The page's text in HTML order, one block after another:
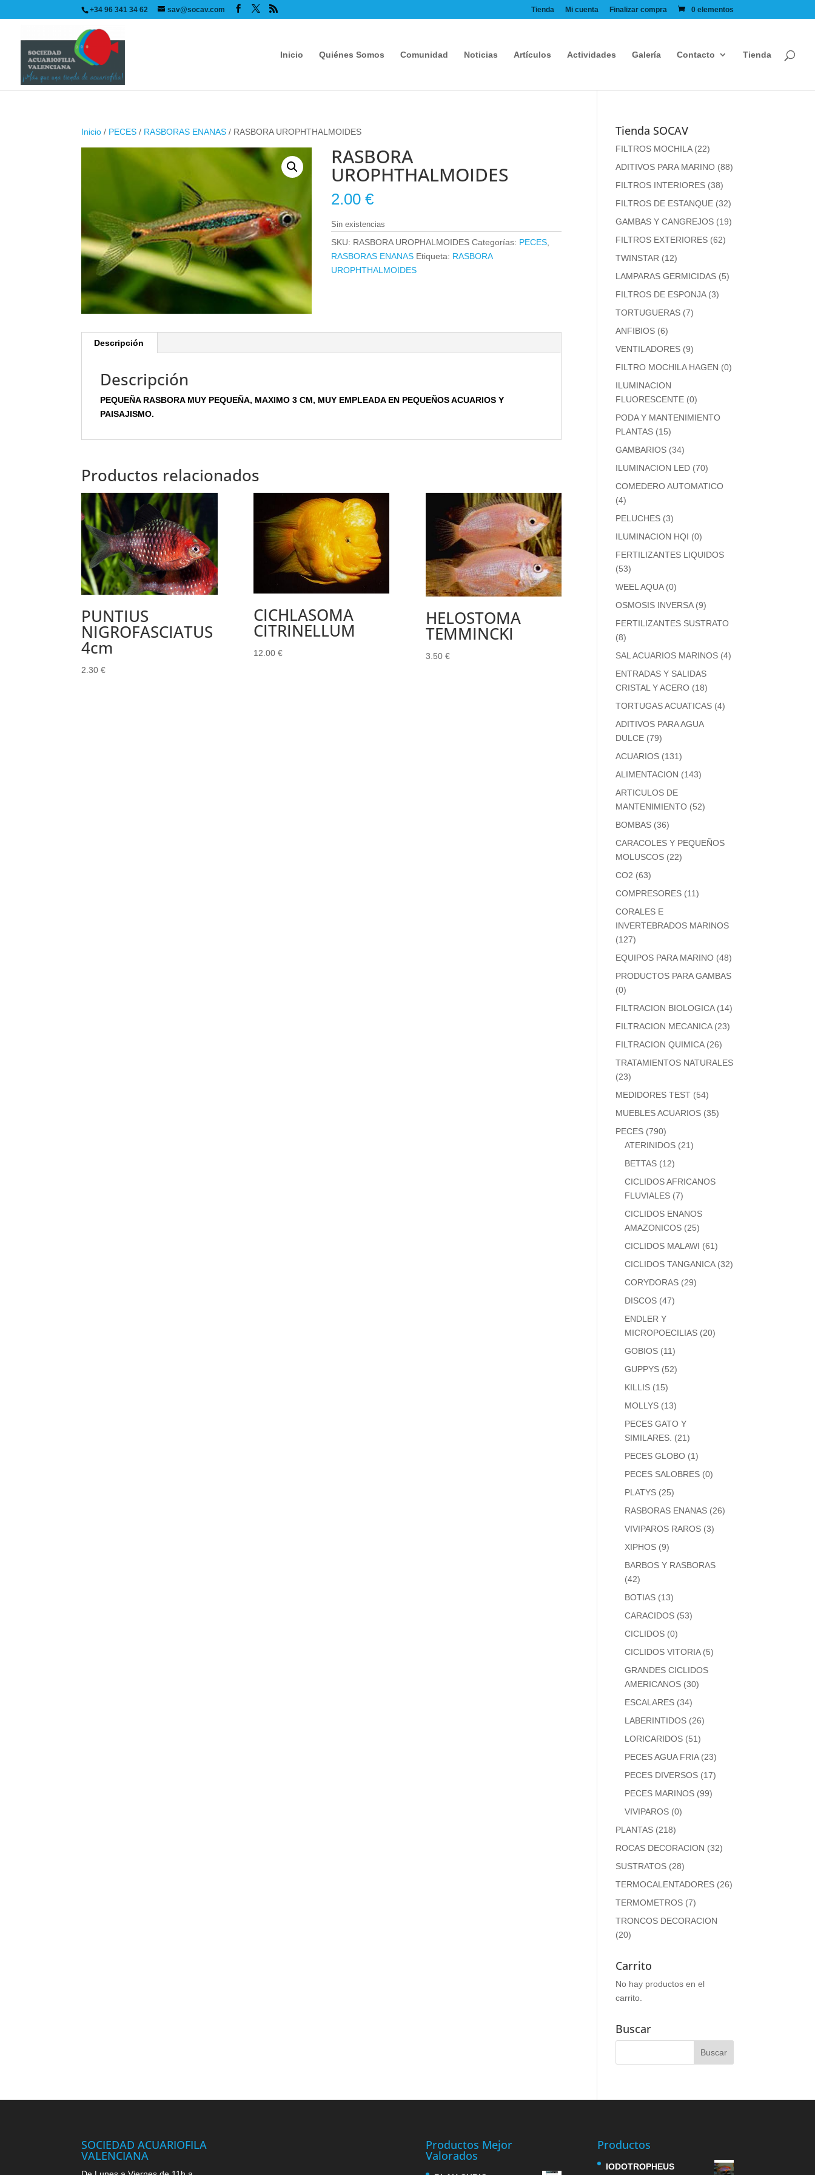
+34 96 341 34 62 sav@socav.com Tienda Mi cuenta Finalizar compra 0 elementos
Inicio Quiénes Somos Comunidad Noticias Artículos Actividades Galería Contacto Tienda
Inicio / PECES / RASBORAS ENANAS / RASBORA UROPHTHALMOIDES
RASBORA
UROPHTHALMOIDES
2.00€
Sin existencias
SKU: RASBORA UROPHALMOIDES Categorías: PECES
RASBORAS ENANAS Etiqueta: RASBORA
UROPHTHALMOIDES
Descripción
Descripción
PEQUEÑA RASBORA MUY PEQUEÑA, MAXIMO 3 CM, MUY EMPLEADA EN PEQUEÑOS ACUARIOS Y
PAISAJISMO.
Productos relacionados
PUNTIUS
NIGROFASCIATUS
4cm
2.30€
CICHLASOMA
CITRINELLUM
12.00 €
HELOSTOMA
TEMMINCKI
3.50 €
Tienda SOCAV
FILTROS MOCHILA (22)
ADITIVOS PARA MARINO (88)
FILTROS INTERIORES (38)
FILTROS DE ESTANQUE (32)
GAMBAS Y CANGREJOS (19)
FILTROS EXTERIORES (62)
TWINSTAR (12)
LAMPARAS GERMICIDAS (5)
FILTROS DE ESPONJA (3)
TORTUGUERAS (7)
ANFIBIOS (6)
VENTILADORES (9)
FILTRO MOCHILA HAGEN (0)
ILUMINACION
FLUORESCENTE (0)
PODA Y MANTENIMIENTO
PLANTAS (15)
GAMBARIOS (34)
ILUMINACION LED (70)
COMEDERO AUTOMATICO
(4)
PELUCHES (3)
ILUMINACION HQI (0)
FERTILIZANTES LIQUIDOS
(53)
WEEL AQUA (0)
OSMOSIS INVERSA (9)
FERTILIZANTES SUSTRATO
(8)
SAL ACUARIOS MARINOS (4)
ENTRADAS Y SALIDAS
CRISTAL Y ACERO (18)
TORTUGAS ACUATICAS (4)
ADITIVOS PARA AGUA
DULCE (79)
ACUARIOS (131)
ALIMENTACION (143)
ARTICULOS DE
MANTENIMIENTO (52)
BOMBAS (36)
CARACOLES Y PEQUEÑOS
MOLUSCOS (22)
CO2 (63)
COMPRESORES (11)
CORALES E
INVERTEBRADOS MARINOS
(127)
EQUIPOS PARA MARINO (48)
PRODUCTOS PARA GAMBAS
(0)
FILTRACION BIOLOGICA (14)
FILTRACION MECANICA (23)
FILTRACION QUIMICA (26)
TRATAMIENTOS NATURALES
(23)
MEDIDORES TEST (54)
MUEBLES ACUARIOS (35)
PECES (790)
ATERINIDOS (21)
BETTAS (12)
CICLIDOS AFRICANOS
FLUVIALES (7)
CICLIDOS ENANOS
AMAZONICOS (25)
CICLIDOS MALAWI (61)
CICLIDOS TANGANICA (32)
CORYDORAS (29)
DISCOS (47)
ENDLER Y
MICROPOECILIAS (20)
GOBIOS (11)
GUPPYS (52)
KILLIS (15)
MOLLYS (13)
PECES GATO Y
SIMILARES. (21)
PECES GLOBO (1)
PECES SALOBRES (0)
PLATYS (25)
RASBORAS ENANAS (26)
VIVIPAROS RAROS (3)
XIPHOS (9)
BARBOS Y RASBORAS
(42)
BOTIAS (13)
CARACIDOS (53)
CICLIDOS (0)
CICLIDOS VITORIA (5)
GRANDES CICLIDOS
AMERICANOS (30)
ESCALARES (34)
LABERINTIDOS (26)
LORICARIDOS (51)
PECES AGUA FRIA (23)
PECES DIVERSOS (17)
PECES MARINOS (99)
VIVIPAROS (0)
PLANTAS (218)
ROCAS DECORACION (32)
SUSTRATOS (28)
TERMOCALENTADORES (26)
TERMOMETROS (7)
TRONCOS DECORACION
(20)
Carrito
No hay productos en el
carrito.
Buscar
SOCIEDAD ACUARIOFILA
VALENCIANA
Productos Mejor
Valorados
Productos
IODOTROPHEUS